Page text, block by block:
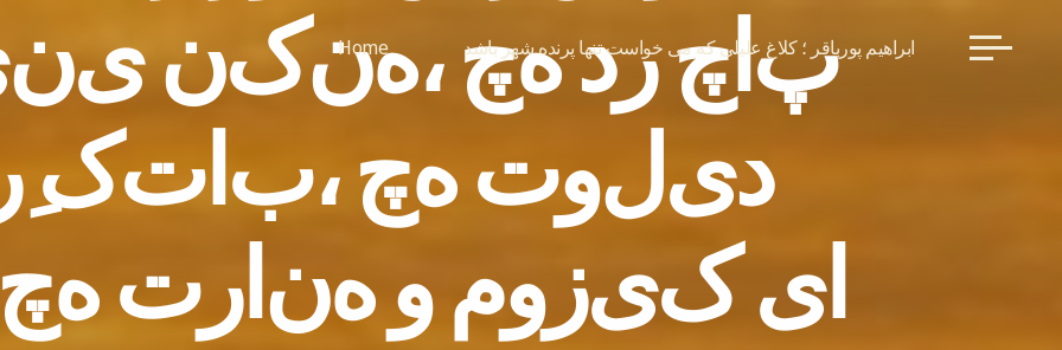
Home ابراهیم پورباقر ؛ کلاغ علیلی که می خواست تنها پرنده شهر باشد نینکنه،چهدرچاپ
کتاب،چهتولید
هترانهوموزیکیا